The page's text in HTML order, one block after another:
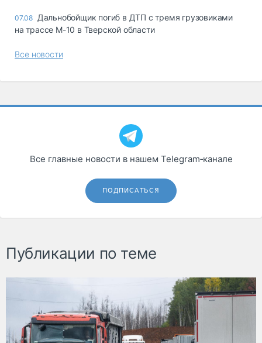
07.08 Дальнобойщик погиб в ДТП с тремя грузовиками
на трассе М-10 в Тверской области
Все новости
Все главные новости в нашем Telegram‑канале
ПОДПИСАТЬСЯ
Публикации по теме